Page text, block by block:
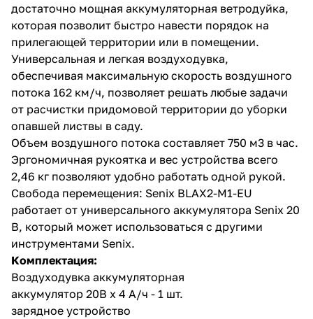
достаточно мощная аккумуляторная ветродуйка,
которая позволит быстро навести порядок на
прилегающей территории или в помещении.
Универсальная и легкая воздуходувка,
обеспечивая максимальную скорость воздушного
потока 162 км/ч, позволяет решать любые задачи
от расчистки придомовой территории до уборки
опавшей листвы в саду.
Объем воздушного потока составляет 750 м3 в час.
Эргономичная рукоятка и вес устройства всего
2,46 кг позволяют удобно работать одной рукой.
Свобода перемещения: Senix BLAX2-M1-EU
работает от универсального аккумулятора Senix 20
В, который может использоваться с другими
инструментами Senix.
Комплектация:
Воздуходувка аккумуляторная
аккумулятор 20В х 4 А/ч - 1 шт.
зарядное устройство